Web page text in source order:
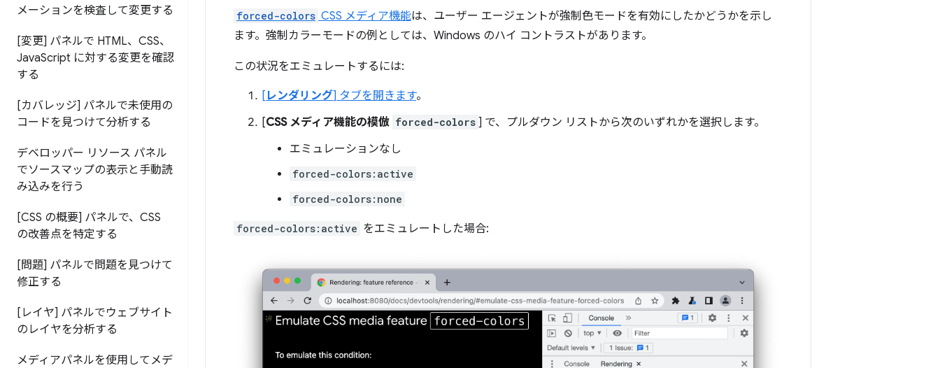
メーションを検査して変更する
[変更] パネルで HTML、CSS、
JavaScript に対する変更を確認
する
[カバレッジ] パネルで未使用の
コードを見つけて分析する
デベロッパー リソース パネル
でソースマップの表示と手動読
み込みを行う
[CSS の概要] パネルで、CSS
の改善点を特定する
[問題] パネルで問題を見つけて
修正する
[レイヤ] パネルでウェブサイト
のレイヤを分析する
メディアパネルを使用してメデ
forced-colors CSS メディア機能は、ユーザー エージェントが強制色モードを有効にしたかどうかを示し
ます。強制カラーモードの例としては、Windows のハイ コントラストがあります。
この状況をエミュレートするには:
[ レンダリング] タブを開きます。
[CSS メディア機能の模倣 forced-colors ] で、プルダウン リストから次のいずれかを選択します。
エミュレーションなし
forced-colors:active
forced-colors:none
forced-colors:active をエミュレートした場合: